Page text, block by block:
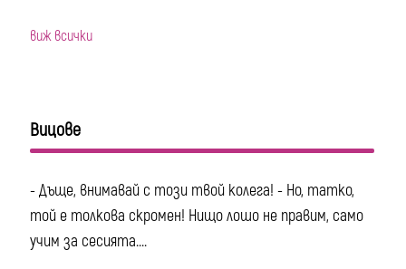
виж всички
Вицове
- Дъще, внимавай с този твой колега! - Но, татко,
той е толкова скромен! Нищо лошо не правим, само
учим за сесията....